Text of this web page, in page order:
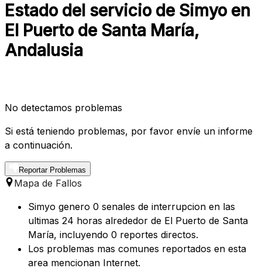
Estado del servicio de Simyo en
El Puerto de Santa María,
Andalusia
No detectamos problemas
Si está teniendo problemas, por favor envíe un informe
a continuación.
Reportar Problemas
Mapa de Fallos
Simyo genero 0 senales de interrupcion en las
ultimas 24 horas alrededor de El Puerto de Santa
María, incluyendo 0 reportes directos.
Los problemas mas comunes reportados en esta
area mencionan Internet.